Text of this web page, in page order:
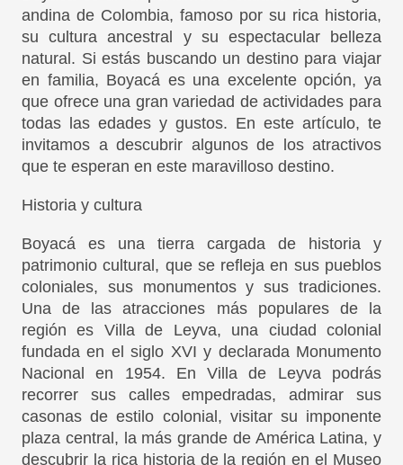
andina de Colombia, famoso por su rica historia,
su cultura ancestral y su espectacular belleza
natural. Si estás buscando un destino para viajar
en familia, Boyacá es una excelente opción, ya
que ofrece una gran variedad de actividades para
todas las edades y gustos. En este artículo, te
invitamos a descubrir algunos de los atractivos
que te esperan en este maravilloso destino.
Historia y cultura
Boyacá es una tierra cargada de historia y
patrimonio cultural, que se refleja en sus pueblos
coloniales, sus monumentos y sus tradiciones.
Una de las atracciones más populares de la
región es Villa de Leyva, una ciudad colonial
fundada en el siglo XVI y declarada Monumento
Nacional en 1954. En Villa de Leyva podrás
recorrer sus calles empedradas, admirar sus
casonas de estilo colonial, visitar su imponente
plaza central, la más grande de América Latina, y
descubrir la rica historia de la región en el Museo